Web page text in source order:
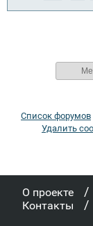
Список форумов
Удалить
О проекте /
Контакты /